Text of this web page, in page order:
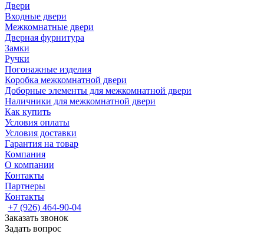
Двери
Входные двери
Межкомнатные двери
Дверная фурнитура
Замки
Ручки
Погонажные изделия
Коробка межкомнатной двери
Доборные элементы для межкомнатной двери
Наличники для межкомнатной двери
Как купить
Условия оплаты
Условия доставки
Гарантия на товар
Компания
О компании
Контакты
Партнеры
Контакты
+7 (926) 464-90-04
Заказать звонок
Задать вопрос